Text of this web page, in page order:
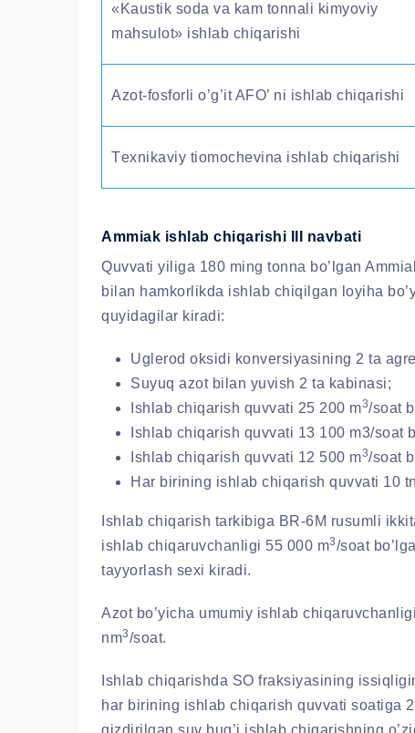
«Kaustik soda va kam tonnali kimyoviy
mahsulot» ishlab chiqarishi
Azot-fosforli o’g’it AFO’ ni ishlab chiqarishi
Тexnikaviy tiomochevina ishlab chiqarishi
Ammiak ishlab chiqarishi III navbati
Quvvati yiliga 180 ming tonna bo’lgan
bilan hamkorlikda ishlab chiqilgan loyiha
quyidagilar kiradi:
Uglerod oksidi konversiyasining 2 ta
Suyuq azot bilan yuvish 2 ta kabinasi;
Ishlab chiqarish quvvati 25 200 m3/soat
Ishlab chiqarish quvvati 13 100 m3/soat
Ishlab chiqarish quvvati 12 500 m3/soat
Har birining ishlab chiqarish quvvati 10
Ishlab chiqarish tarkibiga BR-6M rusumli
ishlab chiqaruvchanligi 55 000 m3/soat
tayyorlash sexi kiradi.
Azot bo’yicha umumiy ishlab
nm3/soat.
Ishlab chiqarishda SO fraksiyasining
har birining ishlab chiqarish quvvati soatiga
qizdirilgan suv bug’i ishlab chiqarishning